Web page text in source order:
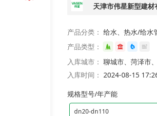
天津市伟星新型建材
产品分类： 给水、热水/给水
产品类型：
入库城市： 聊城市、菏泽市
入库时间： 2024-08-15
规格型号/年产能
dn20-dn110